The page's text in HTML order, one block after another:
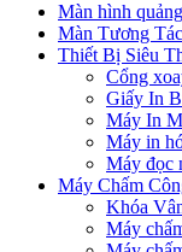
Màn hình
Màn Tương
Thiết Bị Siêu
Cổng
Giấy In
Máy In
Máy in
Máy đọc
Máy Chấm
Khóa
Máy